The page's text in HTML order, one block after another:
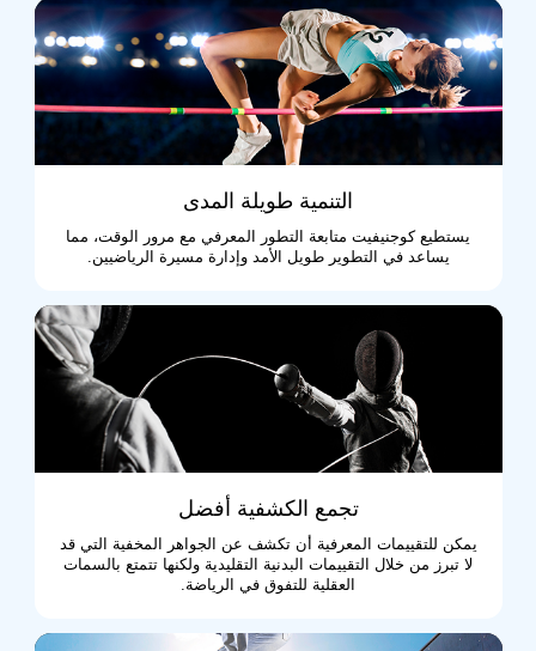
التنمية طويلة المدى
يستطيع كوجنيفيت متابعة التطور المعرفي مع مرور الوقت، مما
يساعد في التطوير طويل الأمد وإدارة مسيرة الرياضيين.
تجمع الكشفية أفضل
يمكن للتقييمات المعرفية أن تكشف عن الجواهر المخفية التي قد
لا تبرز من خلال التقييمات البدنية التقليدية ولكنها تتمتع بالسمات
العقلية للتفوق في الرياضة.